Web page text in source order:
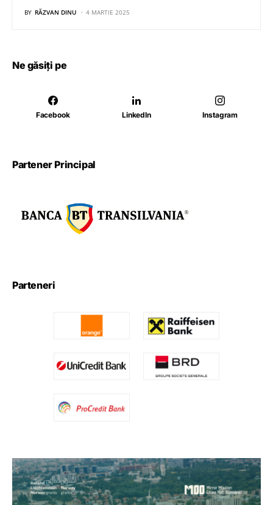
BY RĂZVAN DINU 4 MARTIE 2025
Ne găsiți pe
Facebook LinkedIn Instagram
Partener Principal
Parteneri